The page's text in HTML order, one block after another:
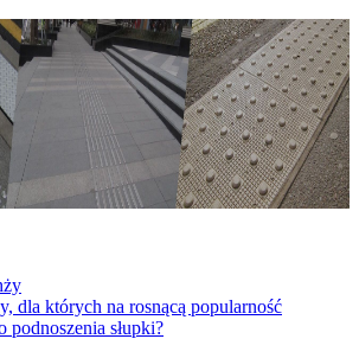
dla których na rosnącą popularność
podnoszenia słupki?